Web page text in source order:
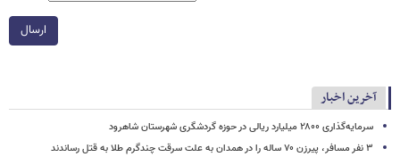
ارسال
آخرین اخبار
سرمایه‌گذاری ۲۸۰۰ میلیارد ریالی در حوزه گردشگری شهرستان شاهرود
۳ نفر مسافر، پیرزن ۷۰ ساله را در همدان به علت سرقت چندگرم طلا به قتل رساندند